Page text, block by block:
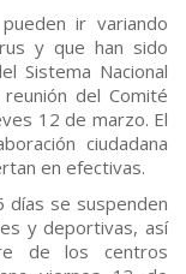
ir variando
y que han sido
Sistema Nacional
del Comité
12 de marzo. El
ciudadana
en efectivas.
se suspenden
y deportivas, así
de los centros